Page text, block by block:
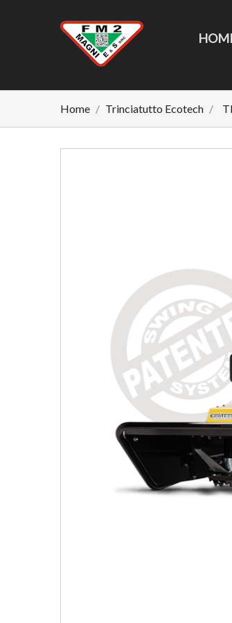
Home Trinciatutto Ecotech